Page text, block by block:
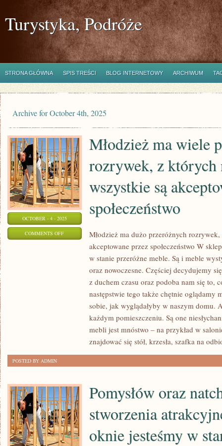
Turystyka, Podróże
STRONA GŁÓWNA SPIS TREŚCI BLOG INTERNETOWY ARCHIWUM
Archive for October 4th, 2025
OCTOBER - 4 - 2025
COMMENTS OFFON
PRZERÓŻNYCH
ROZRYWEK,
WSZYSTKIE
PRZEZ
SPOŁECZEŃSTWO
Młodzież ma wiele
rozrywek, z których
wszystkie są
społeczeństwo
Młodzież ma dużo przeróżnych
akceptowane przez społeczeństwo W
w stanie przeróżne meble. Są i meble
oraz nowoczesne. Częściej decydujemy
z duchem czasu oraz podoba nam się to,
następstwie tego także chętnie oglądamy
sobie, jak wyglądałyby w naszym domu.
każdym pomieszczeniu. Są one
mebli jest mnóstwo – na przykład w
znajdować się stół, krzesła, szafka na
POSTED BY ADMIN
Pomysłów oraz
stworzenia
oknie jesteśmy w